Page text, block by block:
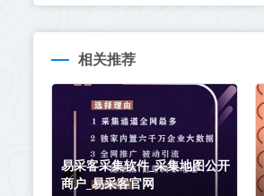
相关推荐
易采客采集软件_采集地图公开
商户_易采客官网